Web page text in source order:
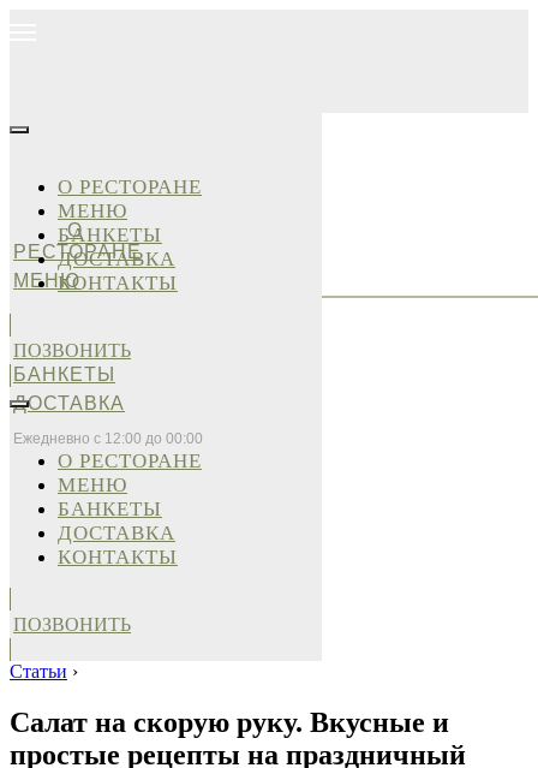
О
РЕСТОРАНЕ
МЕНЮ
БАНКЕТЫ
ДОСТАВКА
Ежедневно с 12:00 до 00:00
О РЕСТОРАНЕ
МЕНЮ
БАНКЕТЫ
ДОСТАВКА
КОНТАКТЫ
ПОЗВОНИТЬ
О РЕСТОРАНЕ
МЕНЮ
БАНКЕТЫ
ДОСТАВКА
КОНТАКТЫ
ПОЗВОНИТЬ
Статьи ›
Салат на скорую руку. Вкусные и
простые рецепты на праздничный